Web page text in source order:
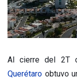
Al cierre del 2T
Querétaro obtuvo